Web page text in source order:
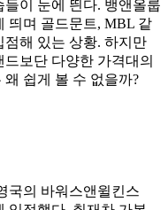
이 눈에 띈다. 뱅앤올룹
띄며 골드문트, MBL 같
해 있는 상황. 하지만
보단 다양한 가격대의
쉽게 볼 수 없을까?
국의 바워스앤윌킨스